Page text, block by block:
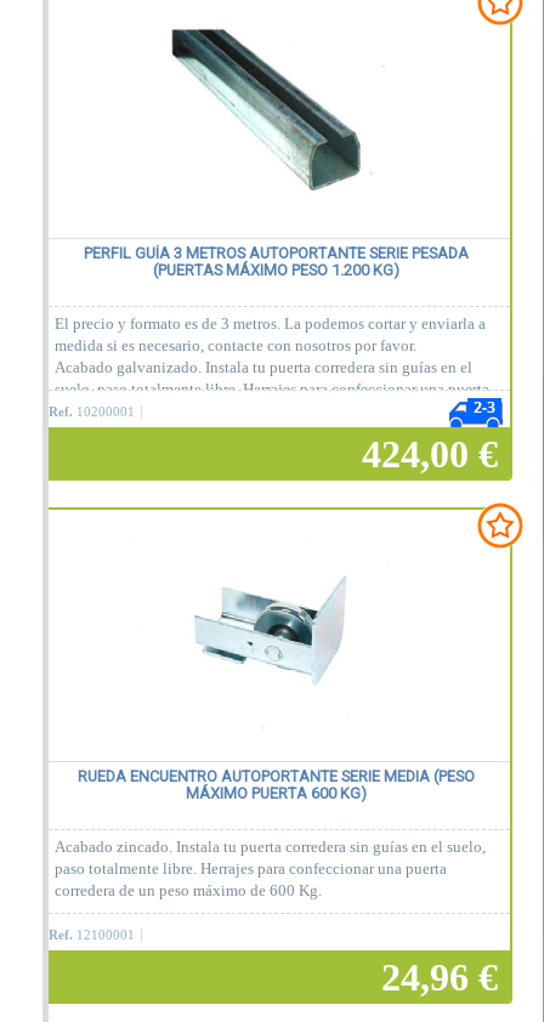
Añadir a la cesta
PERFIL GUÍA 3 METROS AUTOPORTANTE SERIE PESADA
(PUERTAS MÁXIMO PESO 1.200 KG)
El precio y formato es de 3 metros. La podemos cortar y enviarla a
medida si es necesario, contacte con nosotros por favor.
Acabado galvanizado. Instala tu puerta corredera sin guías en el
suelo, paso totalmente libre. Herrajes para confeccionar una puerta
corredera de un peso máximo de 1.200 Kg.
Ref. 10200001
424,00 €
RUEDA ENCUENTRO AUTOPORTANTE SERIE MEDIA (PESO
MÁXIMO PUERTA 600 KG)
Acabado zincado. Instala tu puerta corredera sin guías en el suelo,
paso totalmente libre. Herrajes para confeccionar una puerta
corredera de un peso máximo de 600 Kg.
Ref. 12100001
24,96 €